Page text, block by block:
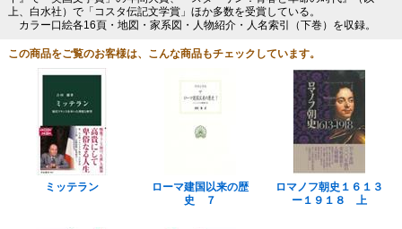
上、白水社）で「コスタ伝記文学賞」ほか多数を受賞している。
カラー口絵各16頁・地図・家系図・人物紹介・人名索引（下巻）を収録。
この商品をご覧のお客様は、こんな商品もチェックしています。
ミッテラン
ローマ建国以来の歴
史 ７
ロマノフ朝史１６１３
ー１９１８ 上